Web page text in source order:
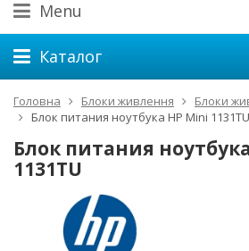
Menu
Каталог
Головна Блоки живлення
Блоки
Блок питания ноутбука HP Mini 1131TU
Блок питания
1131TU